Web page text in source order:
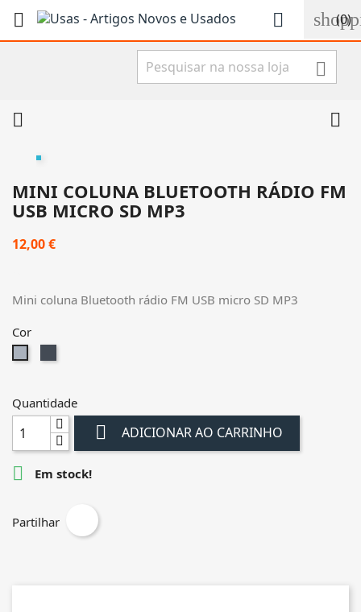
 (0)


 
MINI COLUNA BLUETOOTH RÁDIO FM
USB MICRO SD MP3
12,00 €
Mini coluna Bluetooth rádio FM USB micro SD MP3
Cor
Quantidade
 ADICIONAR AO CARRINHO
 Em stock!
Partilhar